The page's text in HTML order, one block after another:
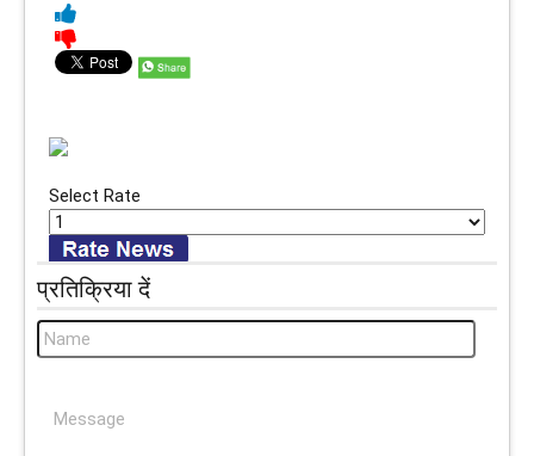
Select Rate
प्रतिक्रिया दें